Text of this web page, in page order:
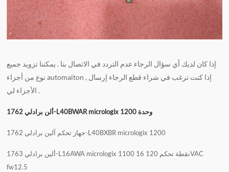
إذا كان لديك أي سؤال الرجاء عدم التردد في الاتصال بنا . يمكننا تزويد جميع
نوع من أجزاء automaiton , إذا كنت ترغب في شراء قطع الرجاء إرسال
الأجزاء لي .
ألن برادلي 1762-L40BWAR micrologix 1200 وحدة
جهاز تحكم آلين برادلي 1762-L40BXBR micrologix 1200
ألين برادلي 1763-L16AWA micrologix 1100 16 نقطة تحكم 120VAC
fw12.5